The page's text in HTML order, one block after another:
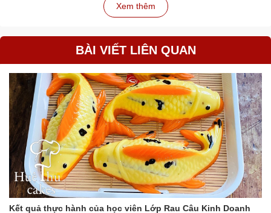
Xem thêm
BÀI VIẾT LIÊN QUAN
Kết quả thực hành của học viên Lớp Rau Câu Kinh Doanh